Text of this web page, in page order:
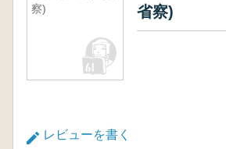
察)
省察)
レビューを書く